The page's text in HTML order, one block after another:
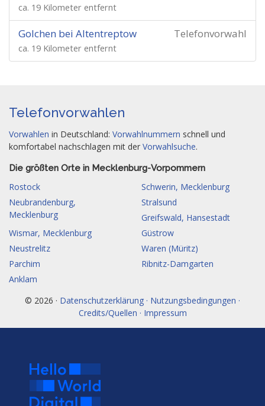
ca. 19 Kilometer entfernt
Telefonvorwahl
Golchen bei Altentreptow
ca. 19 Kilometer entfernt
Telefonvorwahlen
Vorwahlen in Deutschland: Vorwahlnummern schnell und
komfortabel nachschlagen mit der Vorwahlsuche.
Die größten Orte in Mecklenburg-Vorpommern
Rostock
Schwerin, Mecklenburg
Neubrandenburg,
Mecklenburg
Stralsund
Greifswald, Hansestadt
Wismar, Mecklenburg
Güstrow
Neustrelitz
Waren (Müritz)
Parchim
Ribnitz-Damgarten
Anklam
© 2026 · Datenschutzerklärung · Nutzungsbedingungen ·
Credits/Quellen · Impressum